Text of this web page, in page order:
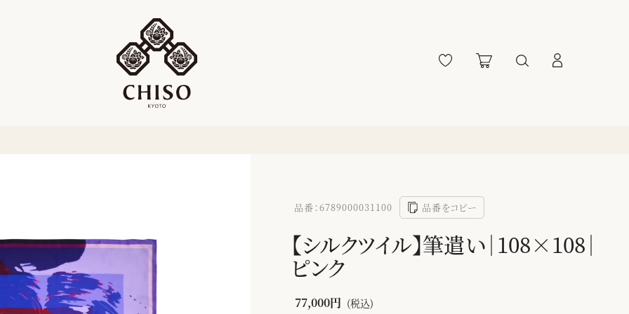
品番：6789000031100 品番をコピー
【シルクツイル】筆遣い｜108×108｜
ピンク
77,000円 (税込)